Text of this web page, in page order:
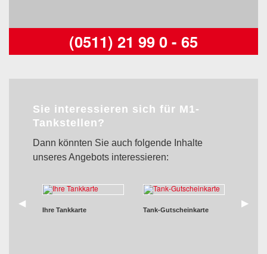
(0511) 21 99 0 - 65
Sie interessieren sich für M1-
Tankstellen?
Dann könnten Sie auch folgende Inhalte
unseres Angebots interessieren:
zurück
◀︎ weiter
▶︎
Ihre Tankkarte Tank-Gutscheinkarte